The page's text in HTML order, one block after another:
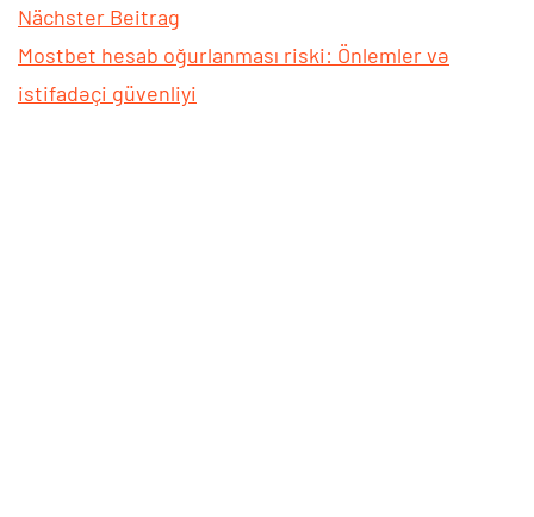
Nächster Beitrag
Mostbet hesab oğurlanması riski: Önlemler və
istifadəçi güvenliyi